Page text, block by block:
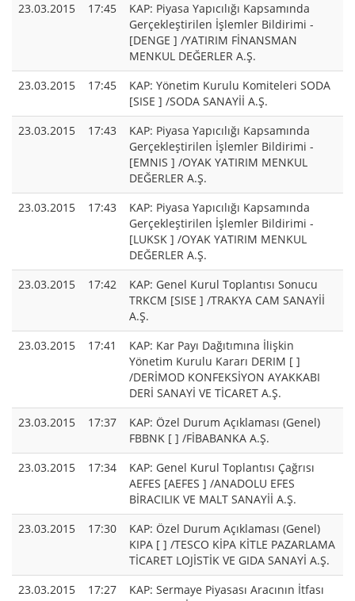
23.03.2015
17:45
KAP: Piyasa Yapıcılığı Kapsamında
Gerçekleştirilen İşlemler Bildirimi -
[DENGE ] /YATIRIM FİNANSMAN
MENKUL DEĞERLER A.Ş.
23.03.2015
17:45
KAP: Yönetim Kurulu Komiteleri SODA
[SISE ] /SODA SANAYİİ A.Ş.
23.03.2015
17:43
KAP: Piyasa Yapıcılığı Kapsamında
Gerçekleştirilen İşlemler Bildirimi -
[EMNIS ] /OYAK YATIRIM MENKUL
DEĞERLER A.Ş.
23.03.2015
17:43
KAP: Piyasa Yapıcılığı Kapsamında
Gerçekleştirilen İşlemler Bildirimi -
[LUKSK ] /OYAK YATIRIM MENKUL
DEĞERLER A.Ş.
23.03.2015
17:42
KAP: Genel Kurul Toplantısı Sonucu
TRKCM [SISE ] /TRAKYA CAM SANAYİİ
A.Ş.
23.03.2015
17:41
KAP: Kar Payı Dağıtımına İlişkin
Yönetim Kurulu Kararı DERIM [ ]
/DERİMOD KONFEKSİYON AYAKKABI
DERİ SANAYİ VE TİCARET A.Ş.
23.03.2015
17:37
KAP: Özel Durum Açıklaması (Genel)
FBBNK [ ] /FİBABANKA A.Ş.
23.03.2015
17:34
KAP: Genel Kurul Toplantısı Çağrısı
AEFES [AEFES ] /ANADOLU EFES
BİRACILIK VE MALT SANAYİİ A.Ş.
23.03.2015
17:30
KAP: Özel Durum Açıklaması (Genel)
KIPA [ ] /TESCO KİPA KİTLE PAZARLAMA
TİCARET LOJİSTİK VE GIDA SANAYİ A.Ş.
23.03.2015
17:27
KAP: Sermaye Piyasası Aracının İtfası